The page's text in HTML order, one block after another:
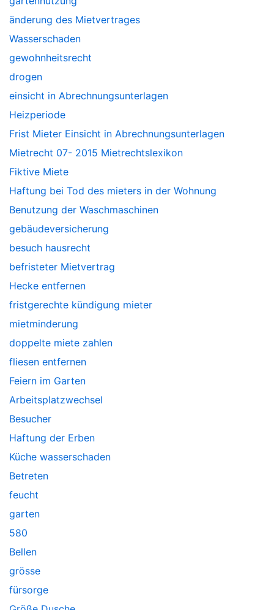
änderung des Mietvertrages
Wasserschaden
gewohnheitsrecht
drogen
einsicht in Abrechnungsunterlagen
Heizperiode
Frist Mieter Einsicht in Abrechnungsunterlagen
Mietrecht 07- 2015 Mietrechtslexikon
Fiktive Miete
Haftung bei Tod des mieters in der Wohnung
Benutzung der Waschmaschinen
gebäudeversicherung
besuch hausrecht
befristeter Mietvertrag
Hecke entfernen
fristgerechte kündigung mieter
mietminderung
doppelte miete zahlen
fliesen entfernen
Feiern im Garten
Arbeitsplatzwechsel
Besucher
Haftung der Erben
Küche wasserschaden
Betreten
feucht
garten
580
Bellen
grösse
fürsorge